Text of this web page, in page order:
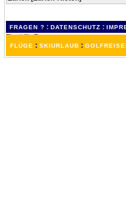
FRAGEN ? : DATENSCHUTZ :
FLÜGE : SKIURLAUB :